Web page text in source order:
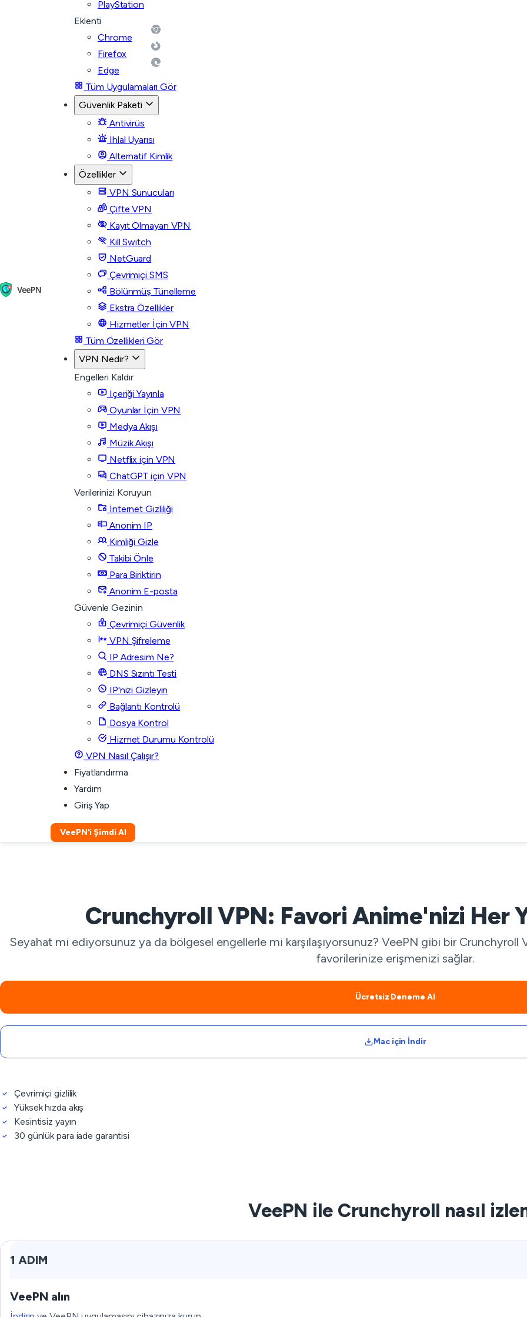
PlayStation
Eklenti
Chrome
Firefox
Edge
Tüm Uygulamaları Gör
Güvenlik Paketi
Antivirüs
İhlal Uyarısı
Alternatif Kimlik
Özellikler
VPN Sunucuları
Çifte VPN
Kayıt Olmayan VPN
Kill Switch
NetGuard
Çevrimiçi SMS
Bölünmüş Tünelleme
Ekstra Özellikler
Hizmetler İçin VPN
Tüm Özellikleri Gör
VPN Nedir?
Engelleri Kaldır
İçeriği Yayınla
Oyunlar İçin VPN
Medya Akışı
Müzik Akışı
Netflix için VPN
ChatGPT için VPN
Verilerinizi Koruyun
İnternet Gizliliği
Anonim IP
Kimliği Gizle
Takibi Önle
Para Biriktirin
Anonim E-posta
Güvenle Gezinin
Çevrimiçi Güvenlik
VPN Şifreleme
IP Adresim Ne?
DNS Sızıntı Testi
IP'nizi Gizleyin
Bağlantı Kontrolü
Dosya Kontrol
Hizmet Durumu Kontrolü
VPN Nasıl Çalışır?
Fiyatlandırma
Yardım
Giriş Yap
VeePN'i Şimdi Al
Crunchyroll VPN: Favori Anime'nizi Her
Seyahat mi ediyorsunuz ya da bölgesel engellerle mi karşılaşıyorsunuz? VeePN gibi bir Crunchyroll
favorilerinize erişmenizi sağlar.
Ücretsiz Deneme Al
Mac için İndir
Çevrimiçi gizlilik
Yüksek hızda akış
Kesintisiz yayın
30 günlük para iade garantisi
VeePN ile Crunchyroll nasıl
1 ADIM
VeePN alın